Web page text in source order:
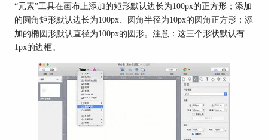
“元素”工具在画布上添加的矩形默认边长为100px的正方形；添加
的圆角矩形默认边长为100px、圆角半径为10px的圆角正方形；添
加的椭圆形默认直径为100px的圆形。注意：这三个形状默认有
1px的边框。